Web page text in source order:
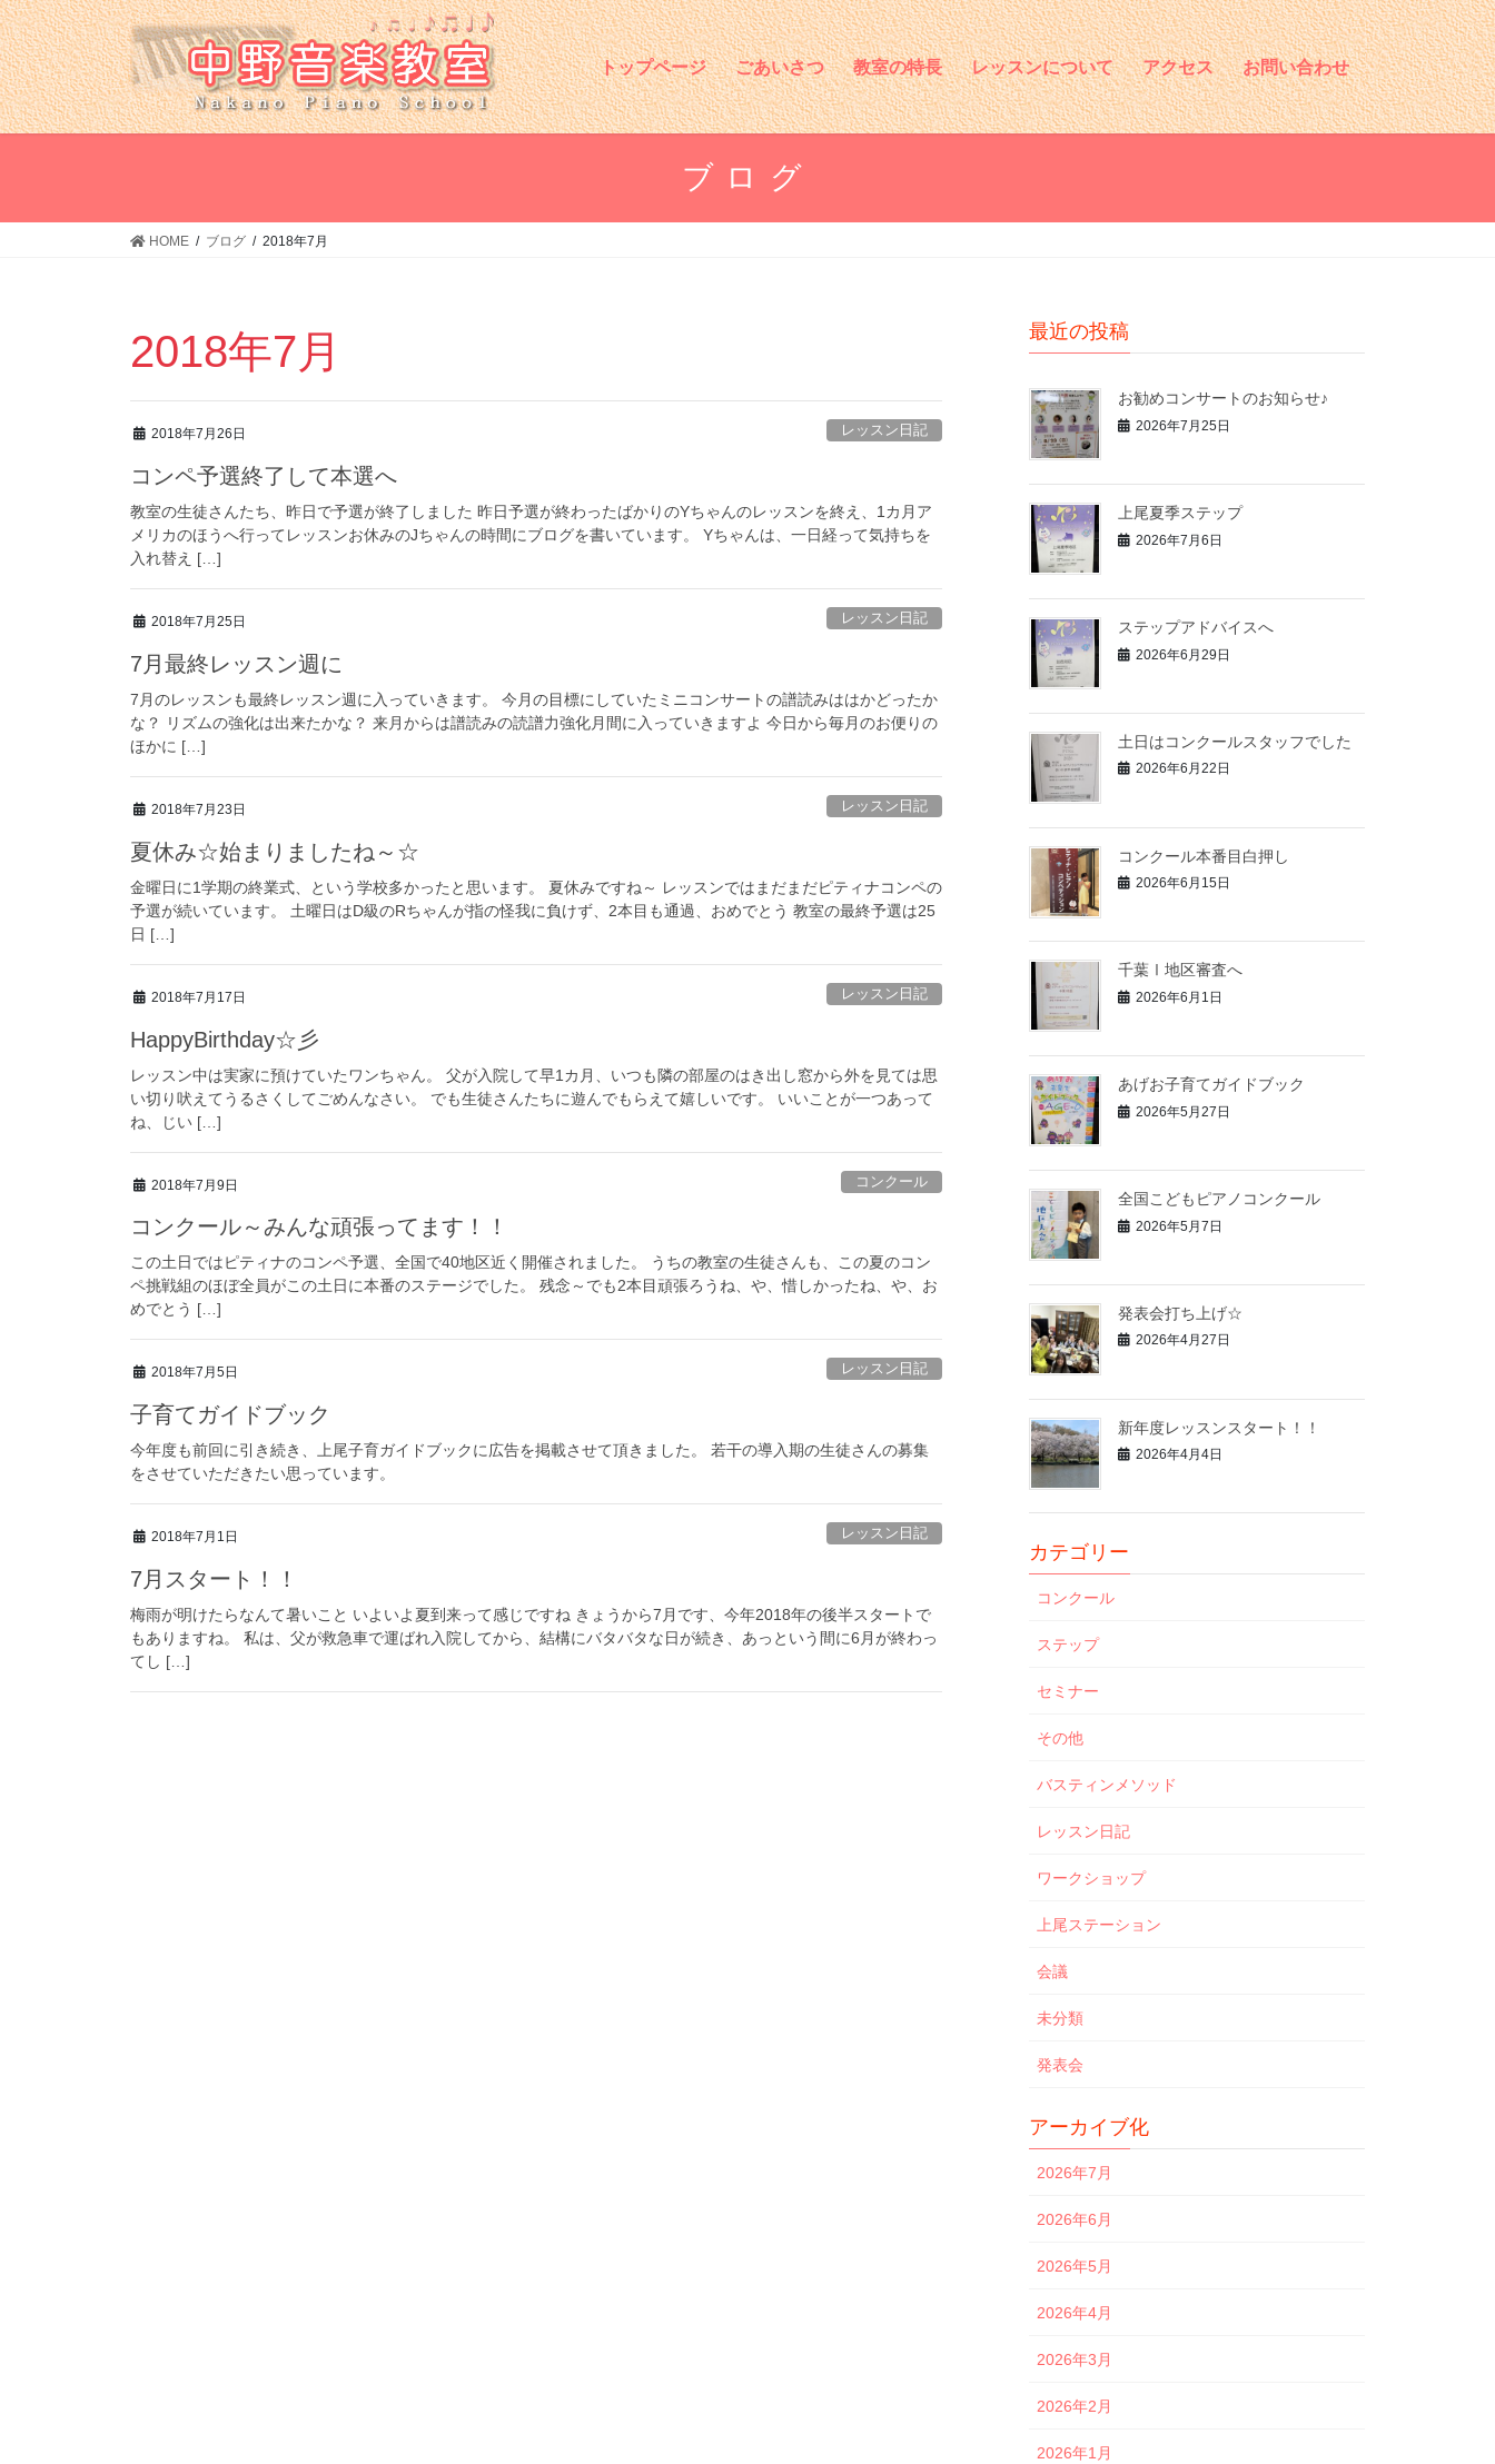
コ
ン
テ
ン
ツ
ッ
ナ
ビ
ゲ
ー
シ
移
トップページ ごあいさつ 教室の特長 レッスンについて アクセス お問い合わせ
ブログ
HOME ブログ 2018年7月
2018年7月
2018年7月26日 レッスン日記
コンペ予選終了して本選へ
教室の生徒さんたち、昨日で予選が終了しました 昨日予選が終わったばかりのYちゃんのレッスンを終え、1カ月ア
メリカのほうへ行ってレッスンお休みのJちゃんの時間にブログを書いています。 Yちゃんは、一日経って気持ちを
入れ替え […]
2018年7月25日 レッスン日記
7月最終レッスン週に
7月のレッスンも最終レッスン週に入っていきます。 今月の目標にしていたミニコンサートの譜読みははかどったか
な？ リズムの強化は出来たかな？ 来月からは譜読みの読譜力強化月間に入っていきますよ 今日から毎月のお便りの
ほかに […]
2018年7月23日 レッスン日記
夏休み☆始まりましたね～☆
金曜日に1学期の終業式、という学校多かったと思います。 夏休みですね～ レッスンではまだまだピティナコンペの
予選が続いています。 土曜日はD級のRちゃんが指の怪我に負けず、2本目も通過、おめでとう 教室の最終予選は25
日 […]
2018年7月17日 レッスン日記
HappyBirthday☆彡
レッスン中は実家に預けていたワンちゃん。 父が入院して早1カ月、いつも隣の部屋のはき出し窓から外を見ては思
い切り吠えてうるさくしてごめんなさい。 でも生徒さんたちに遊んでもらえて嬉しいです。 いいことが一つあって
ね、じい […]
2018年7月9日 コンクール
コンクール～みんな頑張ってます！！
この土日ではピティナのコンペ予選、全国で40地区近く開催されました。 うちの教室の生徒さんも、この夏のコン
ペ挑戦組のほぼ全員がこの土日に本番のステージでした。 残念～でも2本目頑張ろうね、や、惜しかったね、や、お
めでとう […]
2018年7月5日 レッスン日記
子育てガイドブック
今年度も前回に引き続き、上尾子育ガイドブックに広告を掲載させて頂きました。 若干の導入期の生徒さんの募集
をさせていただきたい思っています。
2018年7月1日 レッスン日記
7月スタート！！
梅雨が明けたらなんて暑いこと いよいよ夏到来って感じですね きょうから7月です、今年2018年の後半スタートで
もありますね。 私は、父が救急車で運ばれ入院してから、結構にバタバタな日が続き、あっという間に6月が終わっ
てし […]
最近の投稿
お勧めコンサートのお知らせ♪
2026年7月25日
上尾夏季ステップ
2026年7月6日
ステップアドバイスへ
2026年6月29日
土日はコンクールスタッフでした
2026年6月22日
コンクール本番目白押し
2026年6月15日
千葉Ⅰ地区審査へ
2026年6月1日
あげお子育てガイドブック
2026年5月27日
全国こどもピアノコンクール
2026年5月7日
発表会打ち上げ☆
2026年4月27日
新年度レッスンスタート！！
2026年4月4日
カテゴリー
コンクール
ステップ
セミナー
その他
バスティンメソッド
レッスン日記
ワークショップ
上尾ステーション
会議
未分類
発表会
アーカイブ化
2026年7月
2026年6月
2026年5月
2026年4月
2026年3月
2026年2月
2026年1月